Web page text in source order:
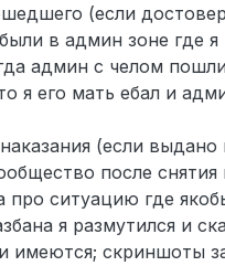
(если
в админ зоне где
админ с челом
я его мать ебал и
(если
после снятия
про ситуацию где
я размутился и
имеются; скриншоты